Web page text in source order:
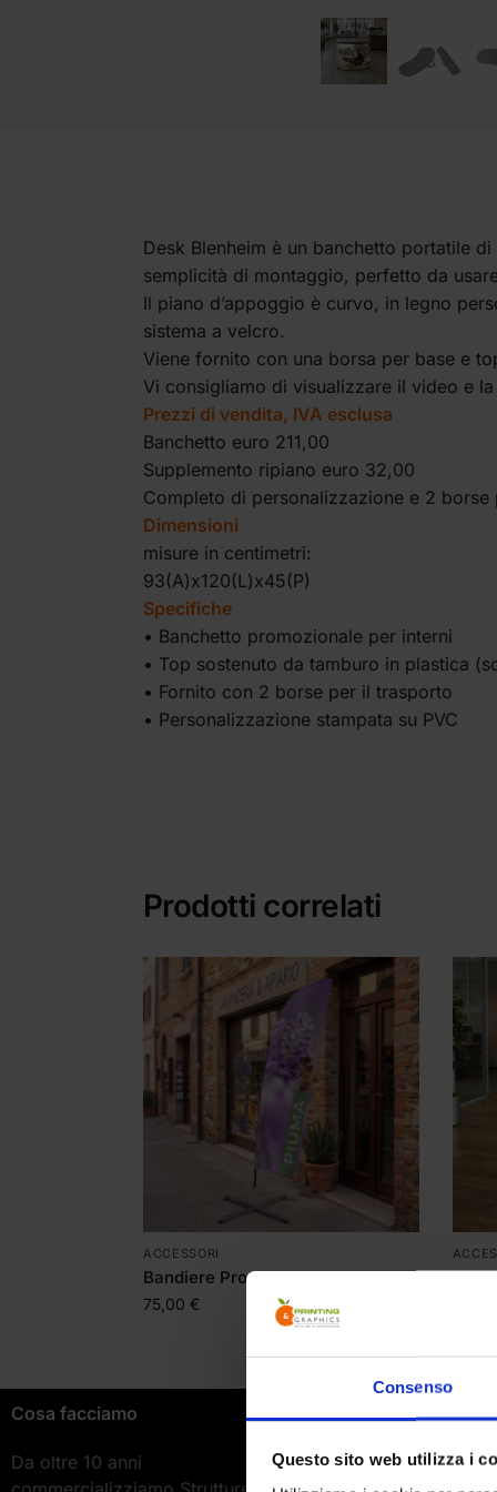
Consenso
Questo sito web utilizza i
Desk Blenheim è un banchetto portatile
semplicità di montaggio, perfetto da
Il piano d’appoggio è curvo, in legno
sistema a velcro.
Viene fornito con una borsa per base e
Vi consigliamo di visualizzare il video e
Prezzi di vendita, IVA esclusa
Banchetto euro 211,00
Supplemento ripiano euro 32,00
Completo di personalizzazione e 2 borse
Dimensioni
misure in centimetri:
93(A)x120(L)x45(P)
Specifiche
• Banchetto promozionale per interni
• Top sostenuto da tamburo in plastica
• Fornito con 2 borse per il trasporto
• Personalizzazione stampata su PVC
Prodotti correlati
ACCESSORI
Bandiere Promozionali
75,00 €
Cosa facciamo
Da oltre 10 anni
Azienda
Printing and